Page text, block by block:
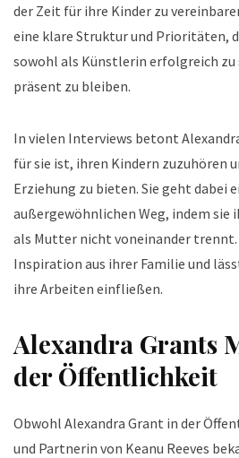
der Zeit für ihre Kinder zu
eine klare Struktur und Prioritäten,
sowohl als Künstlerin erfolgreich zu
präsent zu bleiben.
In vielen Interviews betont
für sie ist, ihren Kindern zuzuhören
Erziehung zu bieten. Sie geht dabei
außergewöhnlichen Weg, indem sie
als Mutter nicht voneinander
Inspiration aus ihrer Familie und
ihre Arbeiten einfließen.
Alexandra Grants
der Öffentlichkeit
Obwohl Alexandra Grant in der
und Partnerin von Keanu Reeves